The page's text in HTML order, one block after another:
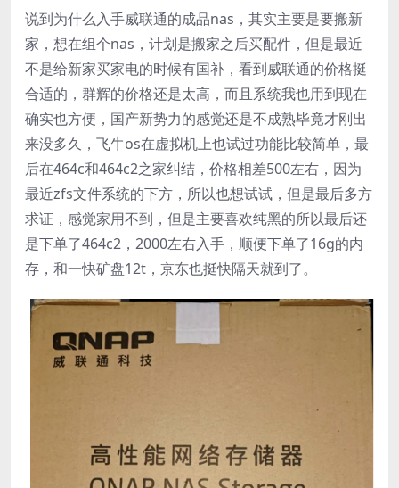
说到为什么入手威联通的成品nas，其实主要是要搬新
家，想在组个nas，计划是搬家之后买配件，但是最近
不是给新家买家电的时候有国补，看到威联通的价格挺
合适的，群辉的价格还是太高，而且系统我也用到现在
确实也方便，国产新势力的感觉还是不成熟毕竟才刚出
来没多久，飞牛os在虚拟机上也试过功能比较简单，最
后在464c和464c2之家纠结，价格相差500左右，因为
最近zfs文件系统的下方，所以也想试试，但是最后多方
求证，感觉家用不到，但是主要喜欢纯黑的所以最后还
是下单了464c2，2000左右入手，顺便下单了16g的内
存，和一快矿盘12t，京东也挺快隔天就到了。